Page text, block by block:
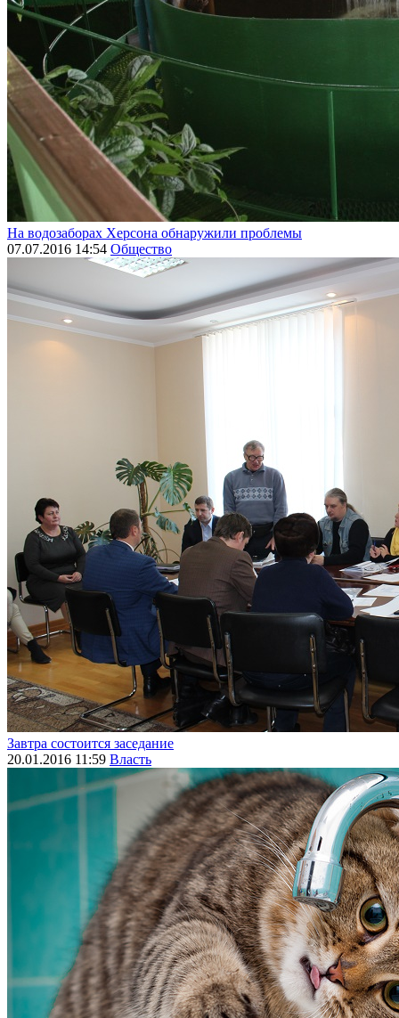
На водозаборах Херсона обнаружили проблемы
07.07.2016 14:54 Общество
Завтра состоится заседание
20.01.2016 11:59 Власть